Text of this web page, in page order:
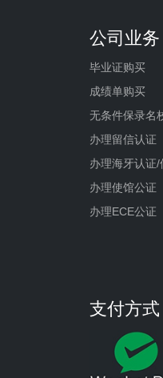
公司业务
毕业证购买
成绩单购买
无条件保录名
办理留信认证
办理海牙认证/
办理使馆公证
办理ECE公证
支付方式